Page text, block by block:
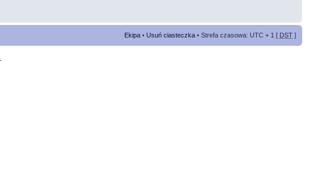
Ekipa • Usuń ciasteczka • Strefa czasowa: UTC + 1 [ DST ]